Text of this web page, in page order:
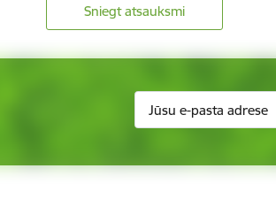
Sniegt atsauksmi